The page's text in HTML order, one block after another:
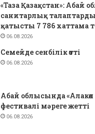
«Таза Қазақстан»: Абай
санитарлық талаптарды
қатысты 7 786 хаттама
06.08.2026
Семейде сенбілік өтті
06.08.2026
Абай облысында
фестивалі мәреге жетті
06.08.2026